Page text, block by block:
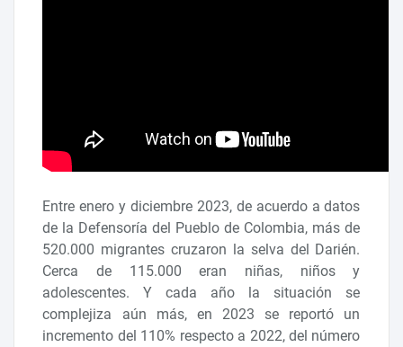
Entre enero y diciembre 2023, de acuerdo a datos
de la Defensoría del Pueblo de Colombia, más de
520.000 migrantes cruzaron la selva del Darién.
Cerca de 115.000 eran niñas, niños y
adolescentes. Y cada año la situación se
complejiza aún más, en 2023 se reportó un
incremento del 110% respecto a 2022, del número